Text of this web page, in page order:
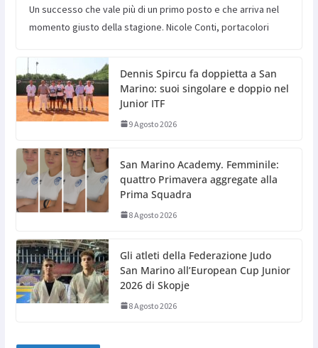
Un successo che vale più di un primo posto e che arriva nel
momento giusto della stagione. Nicole Conti, portacolori
Dennis Spircu fa doppietta a San
Marino: suoi singolare e doppio nel
Junior ITF
9 Agosto 2026
San Marino Academy. Femminile:
quattro Primavera aggregate alla
Prima Squadra
8 Agosto 2026
Gli atleti della Federazione Judo
San Marino all’European Cup Junior
2026 di Skopje
8 Agosto 2026